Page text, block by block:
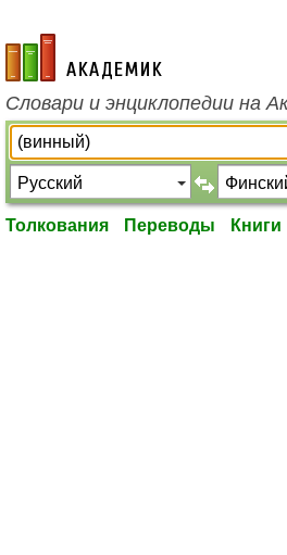
academic.ru
Словари и энциклопедии на
Толкования Переводы Книги